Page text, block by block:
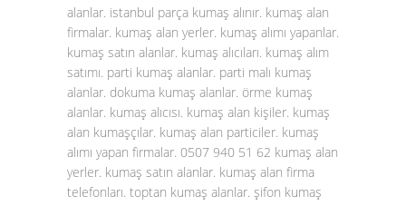
alanlar. istanbul parça kumaş alınır. kumaş alan
firmalar. kumaş alan yerler. kumaş alımı yapanlar.
kumaş satın alanlar. kumaş alıcıları. kumaş alım
satımı. parti kumaş alanlar. parti malı kumaş
alanlar. dokuma kumaş alanlar. örme kumaş
alanlar. kumaş alıcısı. kumaş alan kişiler. kumaş
alan kumaşçılar. kumaş alan particiler. kumaş
alımı yapan firmalar. 0507 940 51 62 kumaş alan
yerler. kumaş satın alanlar. kumaş alan firma
telefonları. toptan kumaş alanlar. şifon kumaş